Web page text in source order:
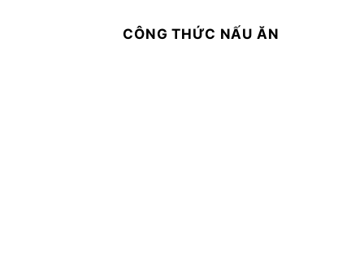
CÔNG THỨC NẤU ĂN